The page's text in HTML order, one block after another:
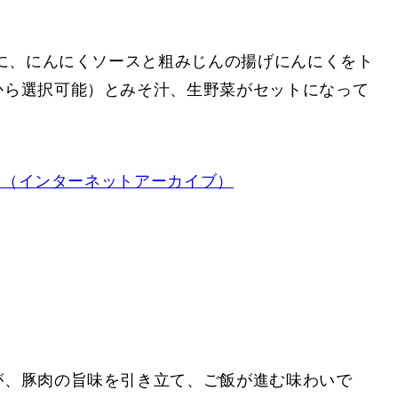
にんにくソースと粗みじんの揚げにんにくをト
選択可能）とみそ汁、生野菜がセットになって
インターネットアーカイブ）
豚肉の旨味を引き立て、ご飯が進む味わいで